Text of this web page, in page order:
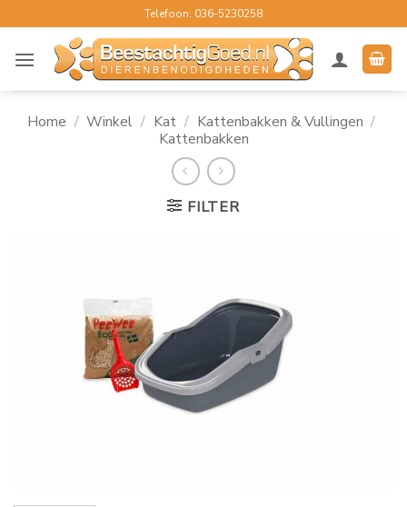
naar
inhoud
Telefoon: 036-5230258
Home / Winkel / Kat / Kattenbakken & Vullingen /
Kattenbakken
FILTER